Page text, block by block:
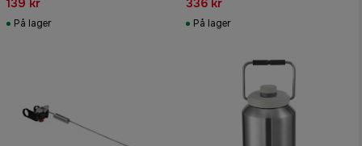
På lager På lager